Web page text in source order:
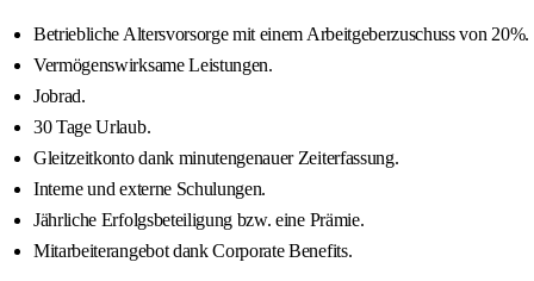
Betriebliche Altersvorsorge mit einem Arbeitgeberzuschuss von 20%.
Vermögenswirksame Leistungen.
Jobrad.
30 Tage Urlaub.
Gleitzeitkonto dank minutengenauer Zeiterfassung.
Interne und externe Schulungen.
Jährliche Erfolgsbeteiligung bzw. eine Prämie.
Mitarbeiterangebot dank Corporate Benefits.